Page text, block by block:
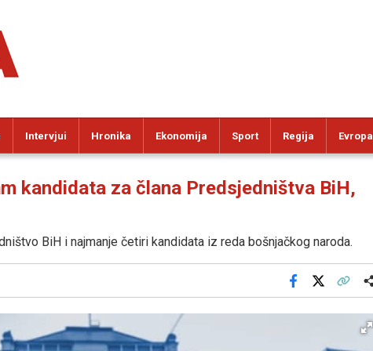
Intervjui Hronika Ekonomija Sport Regija Evropa
kandidata za člana Predsjedništva BiH,
BiH i najmanje četiri kandidata iz reda bošnjačkog naroda.
Facebook